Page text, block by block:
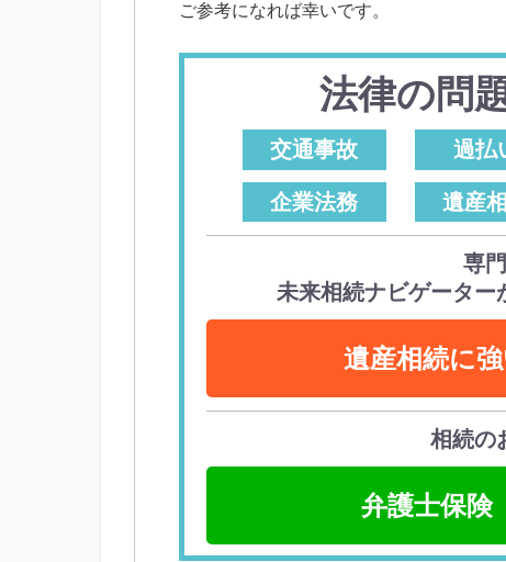
ご参考になれば幸いです。
法律の問
交通事故 過払
企業法務 遺産
専
未来相続ナビゲーター
遺産相続に
相続の
弁護士保険